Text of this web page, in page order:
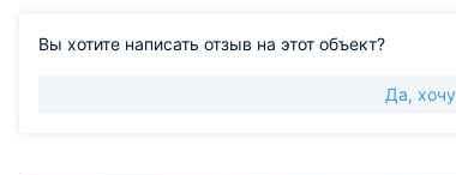
Вы хотите написать отзыв на этот объект?
Да, хочу